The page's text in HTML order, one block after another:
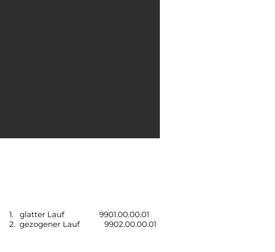
1. glatter Lauf 9901.00.00.01
2. gezogener Lauf 9902.00.00.01